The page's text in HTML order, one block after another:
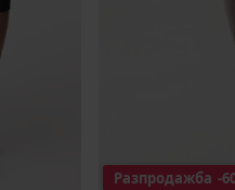
Разпродажба -